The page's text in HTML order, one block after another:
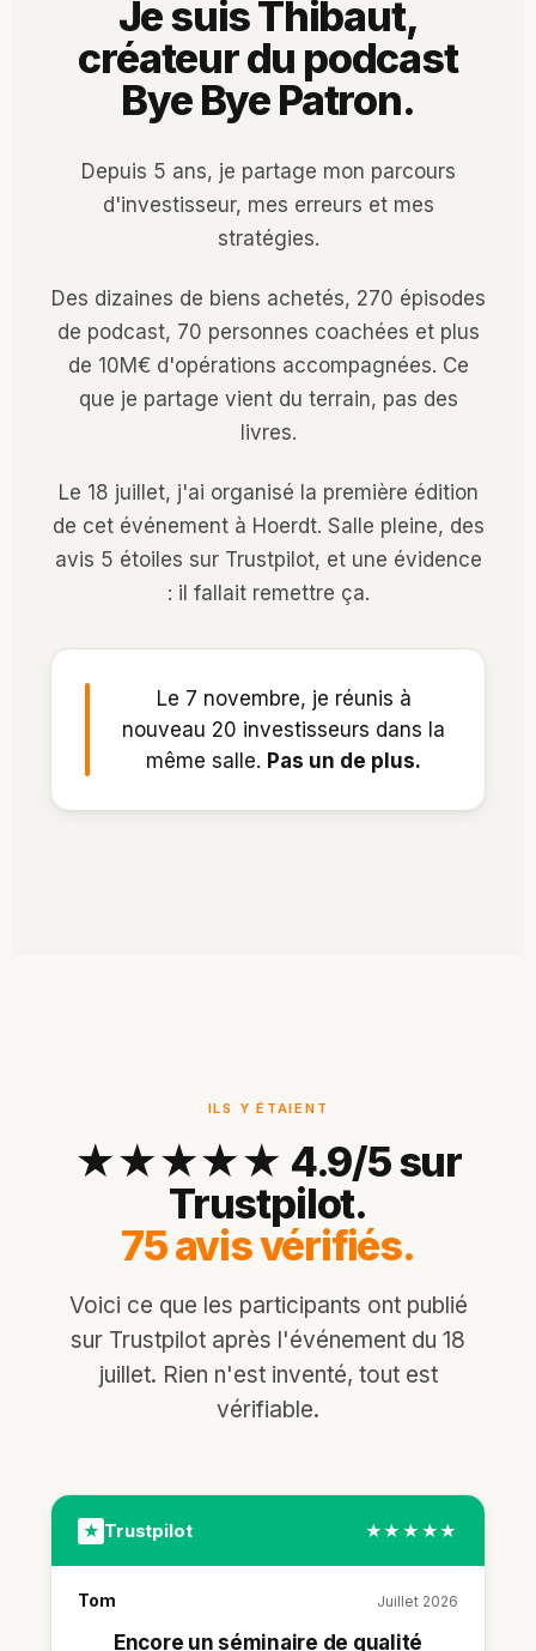
Je suis Thibaut,
créateur du podcast
Bye Bye Patron.
Depuis 5 ans, je partage mon parcours
d'investisseur, mes erreurs et mes
stratégies.
Des dizaines de biens achetés, 270 épisodes
de podcast, 70 personnes coachées et plus
de 10M€ d'opérations accompagnées. Ce
que je partage vient du terrain, pas des
livres.
Le 18 juillet, j'ai organisé la première édition
de cet événement à Hoerdt. Salle pleine, des
avis 5 étoiles sur Trustpilot, et une évidence
: il fallait remettre ça.
Le 7 novembre, je réunis à
nouveau 20 investisseurs dans la
même salle. Pas un de plus.
ILS Y ÉTAIENT
★★★★★ 4.9/5 sur
Trustpilot.
75 avis vérifiés.
Voici ce que les participants ont publié
sur Trustpilot après l'événement du 18
juillet. Rien n'est inventé, tout est
vérifiable.
★ Trustpilot ★★★★★
Tom Juillet 2026
Encore un séminaire de qualité